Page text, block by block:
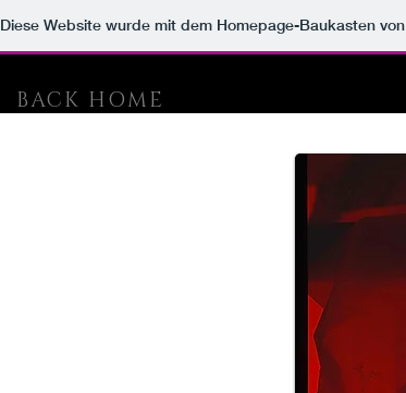
Diese Website wurde mit dem Homepage-Baukasten von
BACK HOME